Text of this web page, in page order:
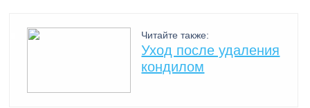
Читайте также:
Уход после удаления
кондилом